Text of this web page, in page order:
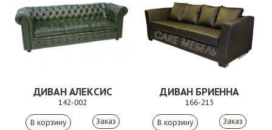
ДИВАН АЛЕКСИС
142-002
Заказ
ДИВАН БРИЕННА
166-215
Заказ